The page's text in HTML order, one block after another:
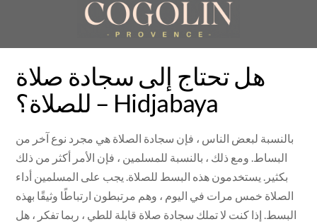
هل تحتاج إلى سجادة صلاة
للصلاة؟ – Hidjabaya
بالنسبة لبعض الناس ، فإن سجادة الصلاة هي مجرد نوع آخر من
البساط. ومع ذلك ، بالنسبة للمسلمين ، فإن الأمر أكثر من ذلك
بكثير. يستخدمون هذه البسط للصلاة. يجب على المسلمين أداء
الصلاة خمس مرات في اليوم ، وهم مرتبطون ارتباطًا وثيقًا بهذه
البسط. إذا كنت لا تملك سجادة صلاة قابلة للطي ، ربما تفكر ، هل